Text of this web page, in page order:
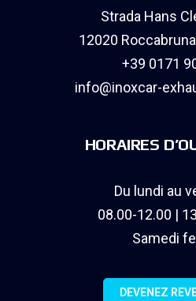
Strada Hans
12020
+39 0171
info@inoxcar-
HORAIRES
Du lundi au
08.00-12.00 |
Samedi
DEVENEZ